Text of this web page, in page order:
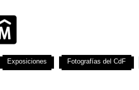
Exposiciones Fotografías del CdF